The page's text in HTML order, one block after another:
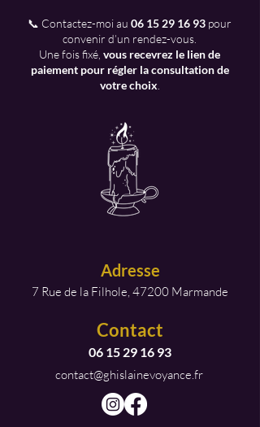
📞 Contactez-moi au 06 15 29 16 93 pour
convenir d’un rendez-vous.
Une fois fixé, vous recevrez le lien de
paiement pour régler la consultation de
votre choix
Adresse
7 Rue de la Filhole, 47200 Marmande
Contact
06 15 29 16 93
contact@ghislainevoyance.fr